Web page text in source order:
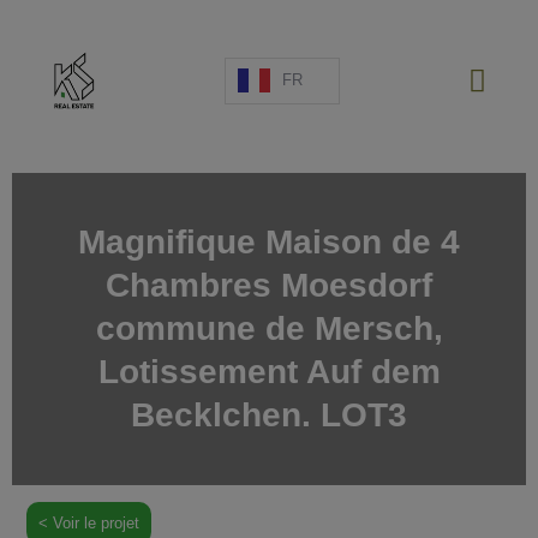
FR
Magnifique Maison de 4
Chambres Moesdorf
commune de Mersch,
Lotissement Auf dem
Becklchen. LOT3
PROJETS NEUFS
VENTE
LOCATION
A PROPOS
NOUS CONTACTER
< Voir le projet